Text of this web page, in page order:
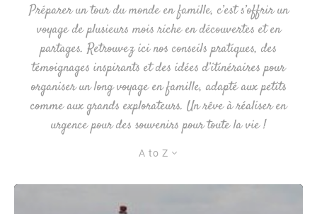
Préparer un tour du monde en famille, c’est s’offrir un
voyage de plusieurs mois riche en découvertes et en
partages. Retrouvez ici nos conseils pratiques, des
témoignages inspirants et des idées d’itinéraires pour
organiser un long voyage en famille, adapté aux petits
comme aux grands explorateurs. Un rêve à réaliser en
urgence pour des souvenirs pour toute la vie !
A to Z